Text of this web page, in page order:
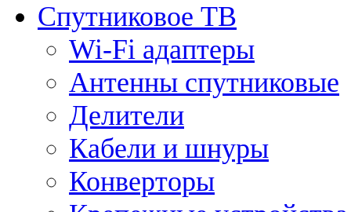
Спутниковое ТВ
Wi-Fi адаптеры
Антенны спутниковые
Делители
Кабели и шнуры
Конверторы